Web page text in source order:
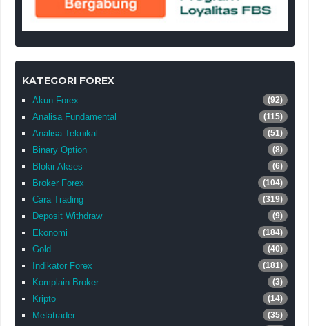
KATEGORI FOREX
Akun Forex (92)
Analisa Fundamental (115)
Analisa Teknikal (51)
Binary Option (8)
Blokir Akses (6)
Broker Forex (104)
Cara Trading (319)
Deposit Withdraw (9)
Ekonomi (184)
Gold (40)
Indikator Forex (181)
Komplain Broker (3)
Kripto (14)
Metatrader (35)